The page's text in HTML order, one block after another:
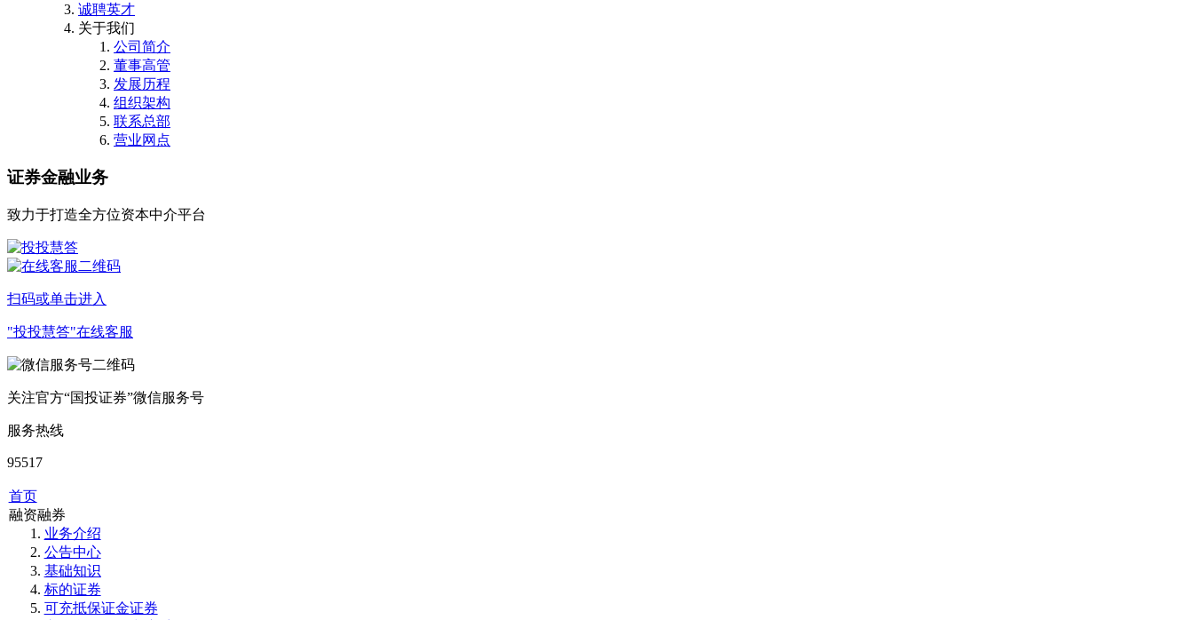
诚聘英才
关于我们
公司简介
董事高管
发展历程
组织架构
联系总部
营业网点
证券金融业务
致力于打造全方位资本中介平台
扫码或单击进入
"投投慧答"在线客服
关注官方“国投证券”微信服务号
服务热线
95517
首页
融资融券
业务介绍
公告中心
基础知识
标的证券
可充抵保证金证券